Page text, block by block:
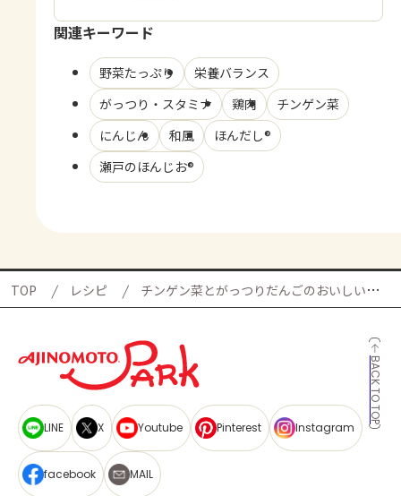
関連キーワード
野菜たっぷり
栄養バランス
がっつり・スタミナ
鶏肉
チンゲン菜
にんじん
和風
ほんだし®
瀬戸のほんじお®
TOP レシピ チンゲン菜とがっつりだんごのおいしいコラボの献立
BACK TO TOP
LINE X Youtube Pinterest Instagram
facebook MAIL